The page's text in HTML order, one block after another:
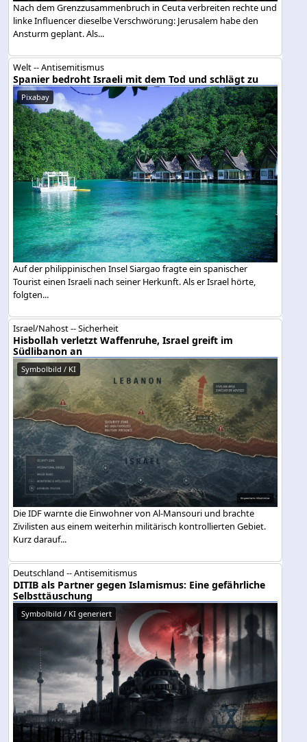
Nach dem Grenzzusammenbruch in Ceuta verbreiten rechte und
linke Influencer dieselbe Verschwörung: Jerusalem habe den
Ansturm geplant. Als...
Welt -- Antisemitismus
Spanier bedroht Israeli mit dem Tod und schlägt zu
Pixabay
Auf der philippinischen Insel Siargao fragte ein spanischer
Tourist einen Israeli nach seiner Herkunft. Als er Israel hörte,
folgten...
Israel/Nahost -- Sicherheit
Hisbollah verletzt Waffenruhe, Israel greift im
Südlibanon an
Symbolbild / KI
Die IDF warnte die Einwohner von Al-Mansouri und brachte
Zivilisten aus einem weiterhin militärisch kontrollierten Gebiet.
Kurz darauf...
Deutschland -- Antisemitismus
DITIB als Partner gegen Islamismus: Eine gefährliche
Selbsttäuschung
Symbolbild / KI generiert